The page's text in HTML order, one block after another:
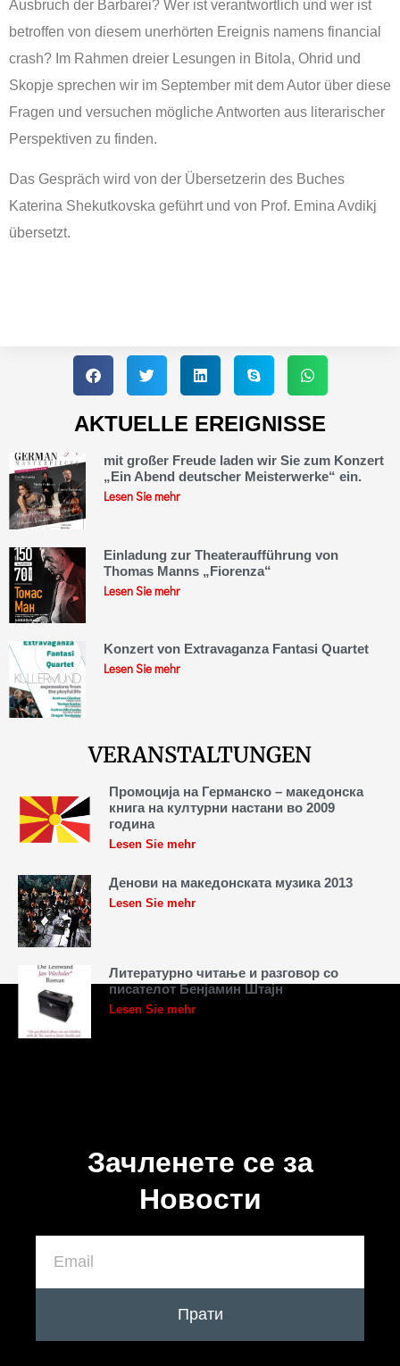
Ausbruch der Barbarei? Wer ist verantwortlich und wer ist
betroffen von diesem unerhörten Ereignis namens financial
crash? Im Rahmen dreier Lesungen in Bitola, Ohrid und
Skopje sprechen wir im September mit dem Autor über diese
Fragen und versuchen mögliche Antworten aus literarischer
Perspektiven zu finden.
Das Gespräch wird von der Übersetzerin des Buches
Katerina Shekutkovska geführt und von Prof. Emina Avdikj
übersetzt.
AKTUELLE EREIGNISSE
mit großer Freude laden wir Sie zum Konzert
„Ein Abend deutscher Meisterwerke“ ein.
Lesen Sie mehr
Einladung zur Theateraufführung von
Thomas Manns „Fiorenza“
Lesen Sie mehr
Konzert von Extravaganza Fantasi Quartet
Lesen Sie mehr
VERANSTALTUNGEN
Промоција на Германско – македонска
книга на културни настани во 2009
година
Lesen Sie mehr
Денови на македонската музика 2013
Lesen Sie mehr
Литературно читање и разговор со
писателот Бенјамин Штајн
Lesen Sie mehr
Зачленете се за
Новости
Прати